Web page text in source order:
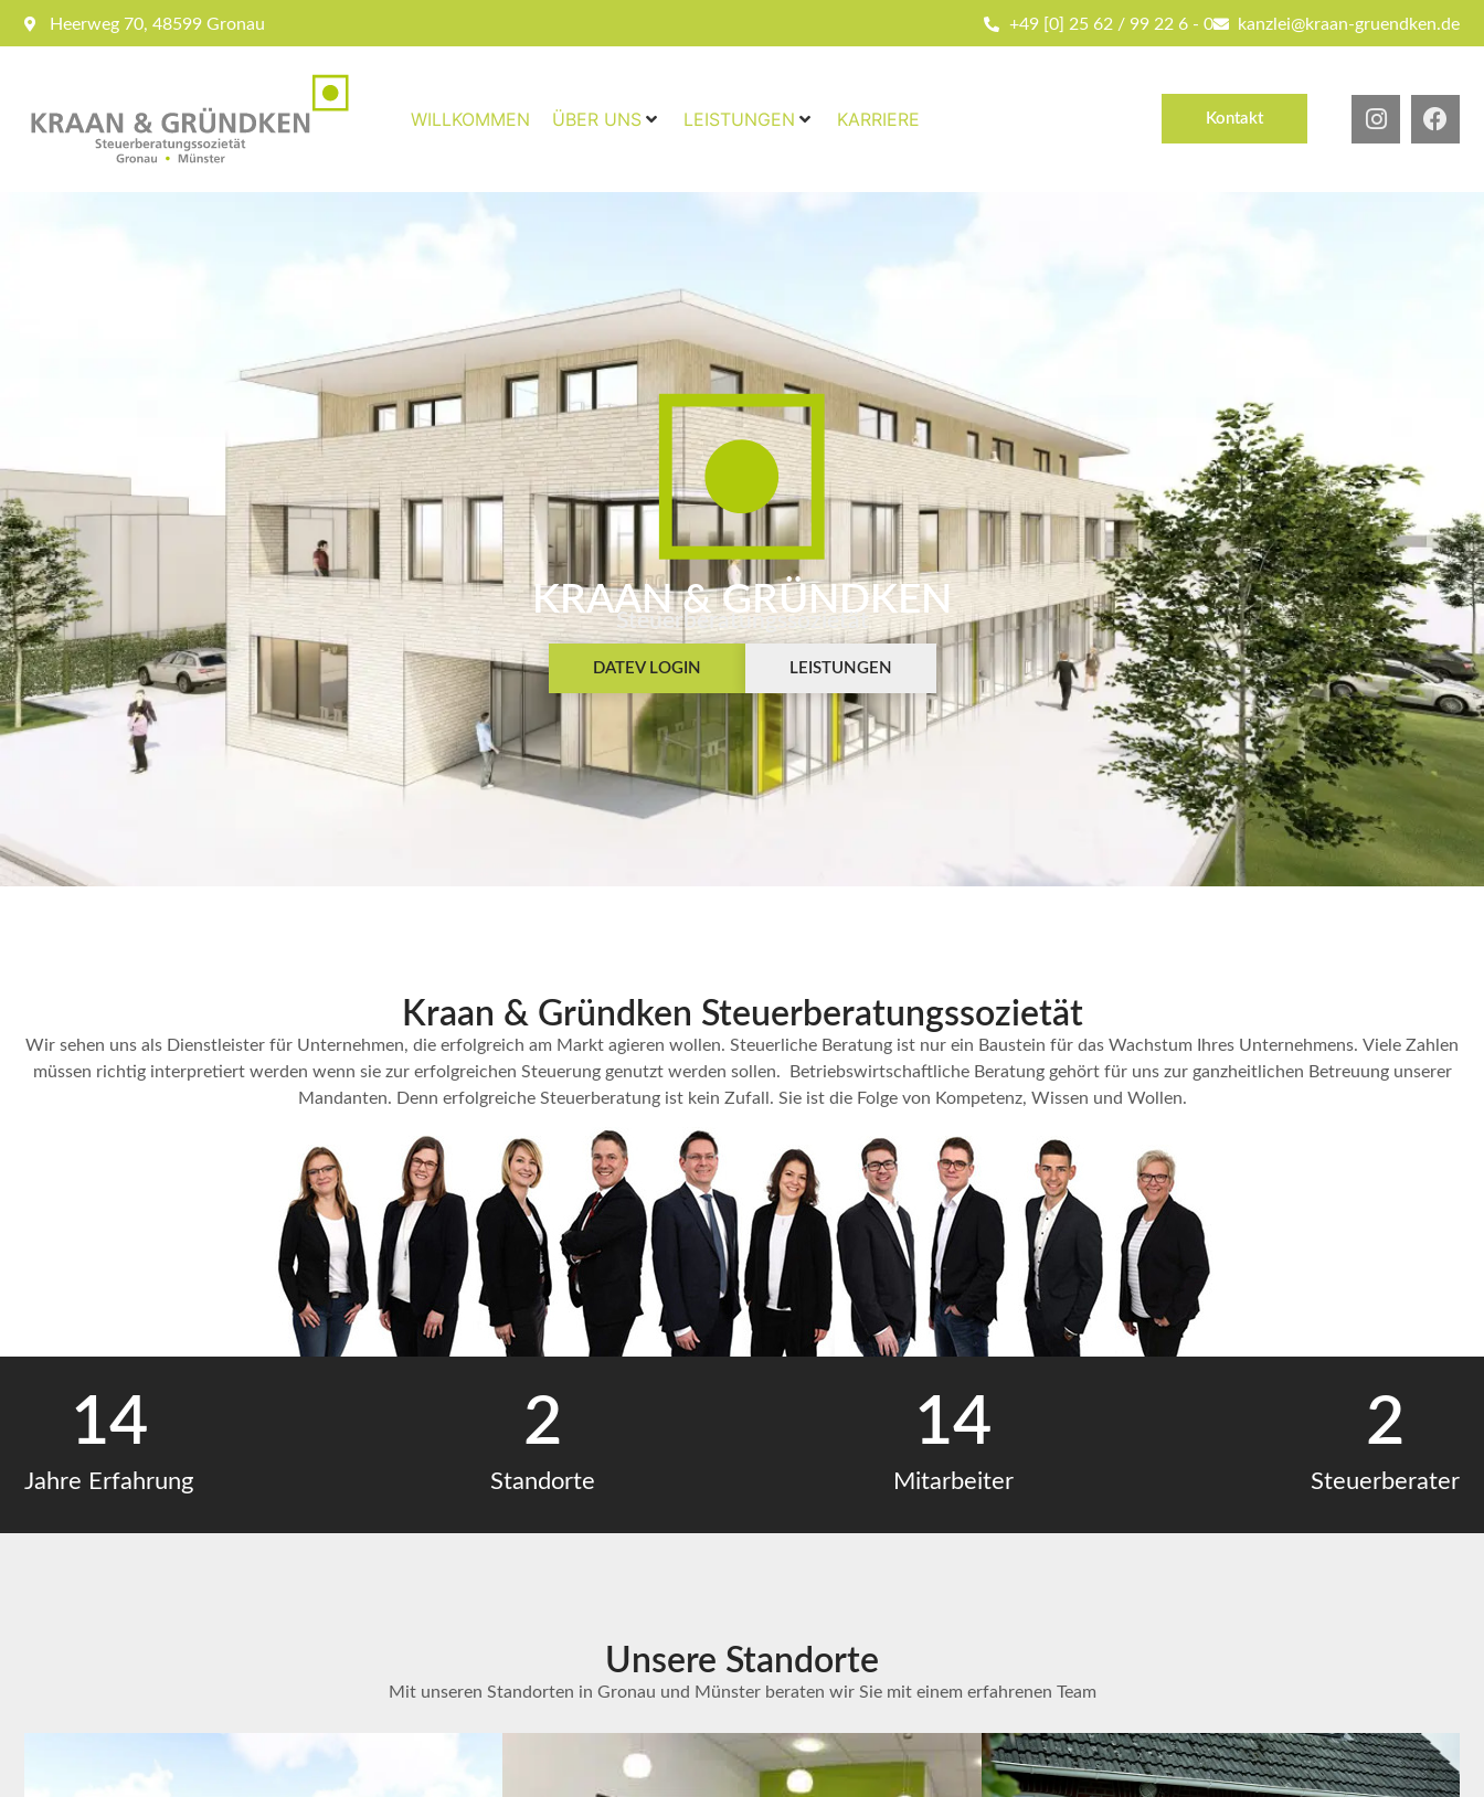
Heerweg 70, 48599 Gronau +49 [0] 25 62 / 99 22 6 - 0 kanzlei@kraan-gruendken.de
WILLKOMMEN ÜBER UNS LEISTUNGEN KARRIERE Kontakt
KRAAN & GRÜNDKEN
Steuerberatungssozietät
DATEV LOGIN LEISTUNGEN
Kraan & Gründken Steuerberatungs­sozietät
Wir sehen uns als Dienstleister für Unternehmen, die erfolgreich am Markt agieren wollen. Steuerliche Beratung ist nur ein Baustein für das Wachstum Ihres Unternehmens. Viele Zahlen
müssen richtig interpretiert werden wenn sie zur erfolgreichen Steuerung genutzt werden sollen.
Betriebswirtschaftliche Beratung gehört für uns zur ganzheitlichen Betreuung unserer
Mandanten. Denn erfolgreiche Steuerberatung ist kein Zufall. Sie ist die Folge von Kompetenz, Wissen und Wollen.
14
Jahre Erfahrung
2
Standorte
14
Mitarbeiter
2
Steuerberater
Unsere Standorte
Mit unseren Standorten in Gronau und Münster beraten wir Sie mit einem erfahrenen Team